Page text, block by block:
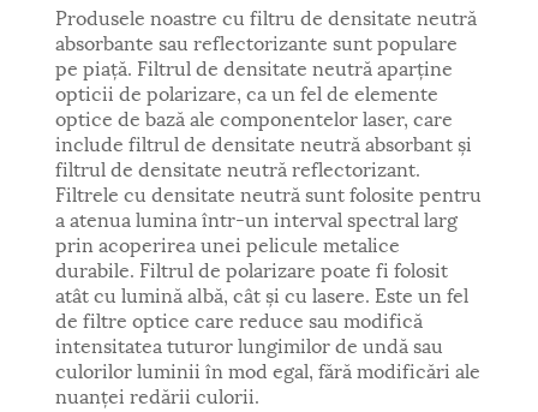
Produsele noastre cu filtru de densitate neutră
absorbante sau reflectorizante sunt populare
pe piață. Filtrul de densitate neutră aparține
opticii de polarizare, ca un fel de elemente
optice de bază ale componentelor laser, care
include filtrul de densitate neutră absorbant și
filtrul de densitate neutră reflectorizant.
Filtrele cu densitate neutră sunt folosite pentru
a atenua lumina într-un interval spectral larg
prin acoperirea unei pelicule metalice
durabile. Filtrul de polarizare poate fi folosit
atât cu lumină albă, cât și cu lasere. Este un fel
de filtre optice care reduce sau modifică
intensitatea tuturor lungimilor de undă sau
culorilor luminii în mod egal, fără modificări ale
nuanței redării culorii.